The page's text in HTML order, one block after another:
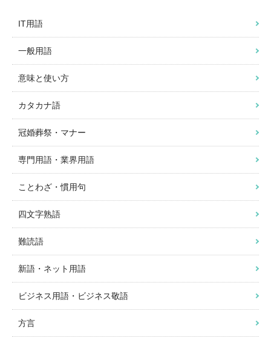
IT用語
一般用語
意味と使い方
カタカナ語
冠婚葬祭・マナー
専門用語・業界用語
ことわざ・慣用句
四文字熟語
難読語
新語・ネット用語
ビジネス用語・ビジネス敬語
方言